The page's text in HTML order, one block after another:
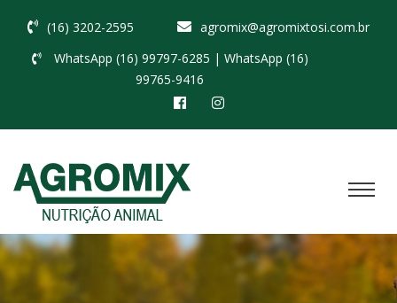
(16) 3202-2595
agromix@agromixtosi.com.br
WhatsApp (16) 99797-6285 | WhatsApp (16)
99765-9416